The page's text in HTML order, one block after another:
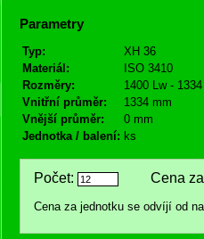
Parametry
Typ:
XH 36
Materiál:
ISO 3410
Rozměry:
1400 Lw -
Vnitřní průměr:
1334 mm
Vnější průměr:
0 mm
Jednotka / balení: ks
Počet: Cena za
Cena za jednotku se odvíjí od